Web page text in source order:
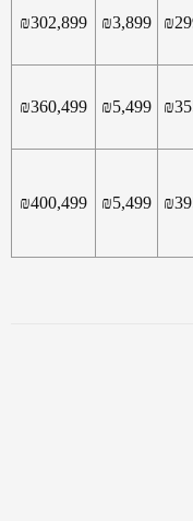
₪
₪3,899
₪302,899
₪
₪5,499
₪360,499
₪
₪5,499
₪400,499